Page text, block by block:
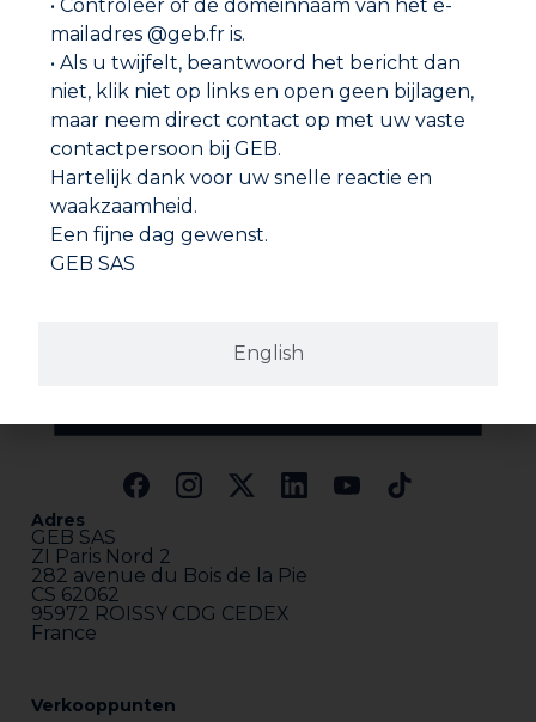
VLASDRAAD
Adres
GEB SAS
ZI Paris Nord 2
282 avenue du Bois de la Pie
CS 62062
95972 ROISSY CDG CEDEX
France
Verkooppunten
English
• Controleer of de domeinnaam van het e-
mailadres @geb.fr is.
• Als u twijfelt, beantwoord het bericht dan
niet, klik niet op links en open geen bijlagen,
maar neem direct contact op met uw vaste
contactpersoon bij GEB.
Hartelijk dank voor uw snelle reactie en
waakzaamheid.
Een fijne dag gewenst.
GEB SAS